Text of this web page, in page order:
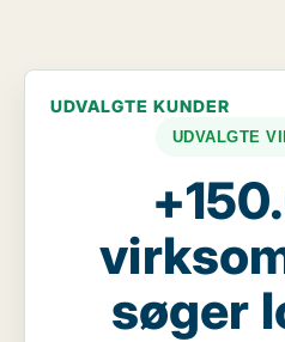
UDVALGTE KUNDER
UDVALGTE
søger